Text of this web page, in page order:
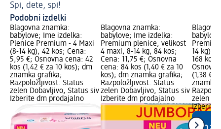
Spi, dete, spi!
Podobni izdelki
Blagovna znamka:
babylove; Ime izdelka:
Plenice Premium - 4 Maxi
(8-14 kg), 42 kos; Cena:
5,95 €; Osnovna cena: 42
kos (1,42 € za 10 kos); dm
znamka grafika;
Razpoložljivost: Status
zelen Dobavljivo, Status siv
Izberite dm prodajalno
Blagovna znamka:
babylove; Ime izdelka:
Premium plenice, velikost
4 maxi, 8-14 kg, 84 kos;
Cena: 11,75 €; Osnovna
cena: 84 kos (1,40 € za 10
kos); dm znamka grafika;
Razpoložljivost: Status
zelen Dobavljivo, Status siv
Izberite dm prodajalno
14 kg) -
168 kos;
(1,38 €
znamka
zelen
Izberite